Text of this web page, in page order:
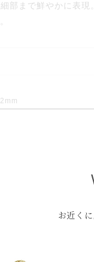
部まで鮮やかに表現。
お近く